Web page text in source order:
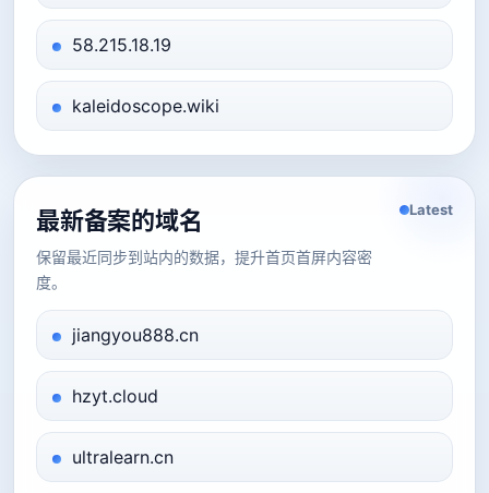
58.215.18.19
kaleidoscope.wiki
最新备案的域名
保留最近同步到站内的数据，提升首页首屏内容密
度。
Latest
jiangyou888.cn
hzyt.cloud
ultralearn.cn